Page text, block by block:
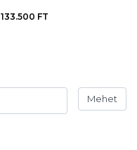
133.500 FT
Mehet